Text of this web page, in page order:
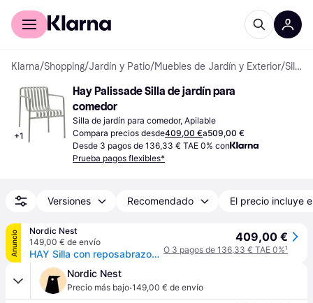
Comprar con Klarna
Klarna/Shopping/Jardín y Patio/Muebles de Jardín y Exterior/ Sillas de Patio
+1
Hay Palissade Silla de jardín para
comedor
Silla de jardín para comedor, Apilable
Compara precios desde409,00 €a509,00 €
Desde 3 pagos de 136,33 € TAE 0% con
Prueba pagos flexibles*
Versiones Recomendado El precio incluye
Anuncio
Nordic Nest
149,00 € de envío
HAY Silla con reposabrazos Palissade Dining Sky grey
409,00 €
O 3 pagos de 136,33 € TAE 0%¹
Nordic Nest
Precio más bajo·149,00 € de envío